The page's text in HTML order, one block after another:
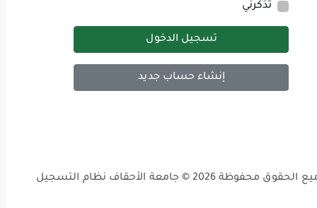
تذكرني
تسجيل الدخول
إنشاء حساب جديد
محفوظة 2026 © جامعة الأحقاف نظام التسجيل